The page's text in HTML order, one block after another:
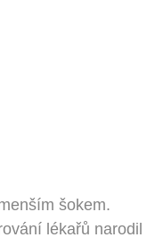
šokem.
lékařů narodil